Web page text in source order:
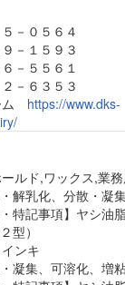
－０５６４
－１５９３
－５５６１
－６３５３
ム https://www.dks-
ルド,ワックス,業務
・解乳化、分散・凝
・特記事項】ヤシ油
型）
ンキ
・凝集、可溶化、増